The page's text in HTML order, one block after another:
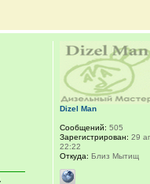
Dizel Man
Сообщений: 505
Зарегистрирован: 29
22:22
Откуда: Близ Мытищ